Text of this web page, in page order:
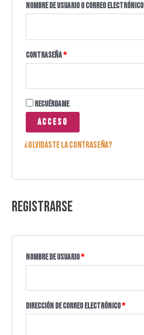
Nombre de usuario o correo electrónico
Contraseña*
Recuérdame
Acceso
¿Olvidaste la contraseña?
Registrarse
Nombre de usuario*
Dirección de correo electrónico*